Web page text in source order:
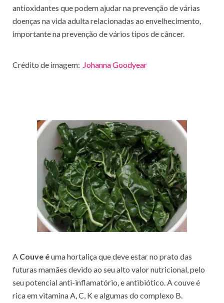
antioxidantes que podem ajudar na prevenção de várias
doenças na vida adulta relacionadas ao envelhecimento,
importante na prevenção de vários tipos de câncer.
Crédito de imagem: Johanna Goodyear
A Couve éuma hortaliça que deve estar no prato das
futuras mamães devido ao seu alto valor nutricional, pelo
seu potencial anti-inflamatório, e antibiótico. A couve é
rica em vitamina A, C, K e algumas do complexo B.